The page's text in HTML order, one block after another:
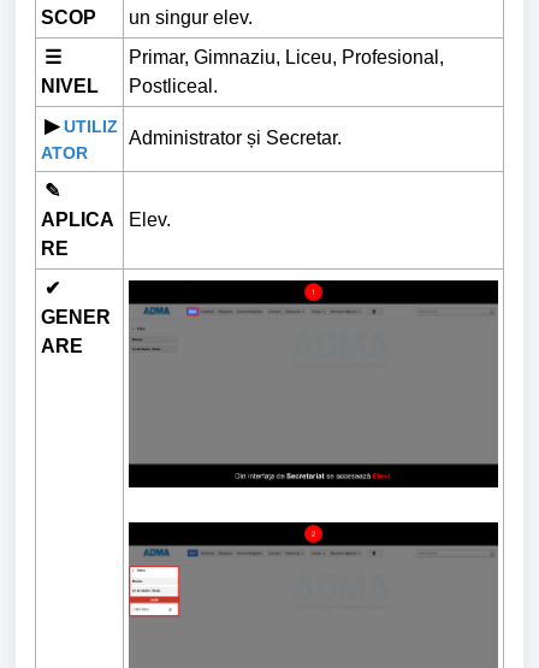
SCOP
un singur elev.
☰
NIVEL
Primar, Gimnaziu, Liceu, Profesional,
Postliceal.
▶ UTILIZ
ATOR
Administrator și Secretar.
✎
APLICA
RE
Elev.
✔
GENER
ARE